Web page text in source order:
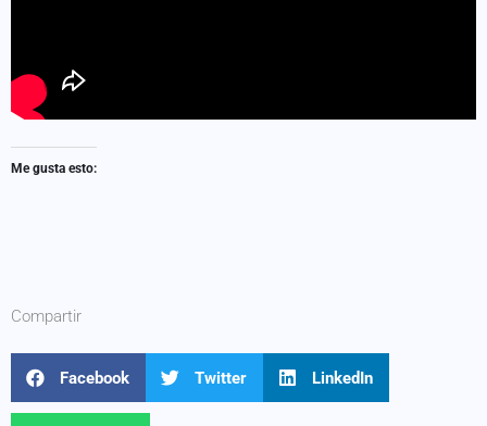
Me gusta esto:
Compartir
Facebook Twitter LinkedIn